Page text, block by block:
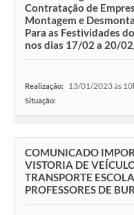
Contratação de
Montagem e
Para as Festividades
nos dias 17/02 a 20/
Realização: 13/01/2023 às
Situação:
COMUNICADO
VISTORIA DE
TRANSPORTE
PROFESSORES DE